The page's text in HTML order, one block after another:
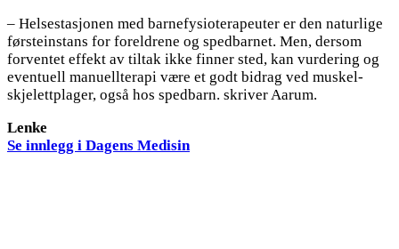
– Helsestasjonen med barnefysioterapeuter er den naturlige
førsteinstans for foreldrene og spedbarnet. Men, dersom
forventet effekt av tiltak ikke finner sted, kan vurdering og
eventuell manuellterapi være et godt bidrag ved muskel-
skjelettplager, også hos spedbarn. skriver Aarum.
Lenke
Se innlegg i Dagens Medisin